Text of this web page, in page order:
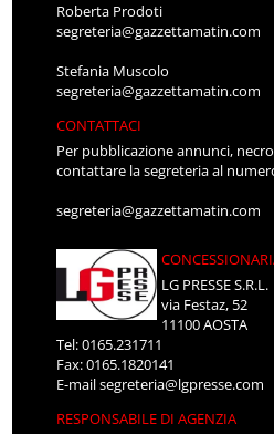
Roberta Prodoti
segreteria@gazzettamatin.com
Stefania Muscolo
segreteria@gazzettamatin.com
CONTATTACI
Per pubblicazione annunci,
contattare la segreteria al
segreteria@gazzettamatin.com
LG PRESSE S.R.L.
via Festaz, 52
11100 AOSTA
Tel: 0165.231711
Fax: 0165.1820141
E-mailsegreteria@lgpresse.com
RESPONSABILE DI AGENZIA